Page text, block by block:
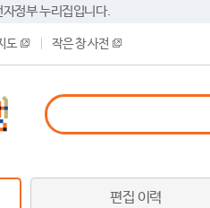
정부 누리집입니다.
도 작은 창 사전
편집 이력